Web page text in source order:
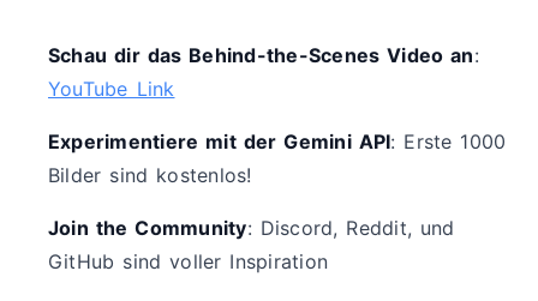
Schau dir das Behind-the-Scenes Video an:
YouTube Link
Experimentiere mit der Gemini API: Erste 1000
Bilder sind kostenlos!
Join the Community: Discord, Reddit, und
GitHub sind voller Inspiration